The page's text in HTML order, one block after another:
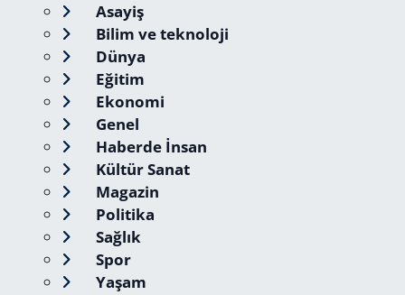
Asayiş
Bilim ve teknoloji
Dünya
Eğitim
Ekonomi
Genel
Haberde İnsan
Kültür Sanat
Magazin
Politika
Sağlık
Spor
Yaşam